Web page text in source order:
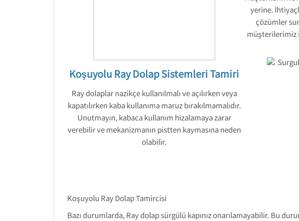
Koşuyolu Ray Dolap Sistemleri Tamiri
Ray dolaplar nazikçe kullanılmalı ve açılırken veya
kapatılırken kaba kullanıma maruz bırakılmamalıdır.
Unutmayın, kabaca kullanım hizalamaya zarar
verebilir ve mekanizmanın pistten kaymasına neden
olabilir.
yerine.
çözümler
müşterilerimiz
Koşuyolu Ray Dolap Tamircisi
Bazı durumlarda, Ray dolap sürgülü kapınız onarılamayabilir. Bu